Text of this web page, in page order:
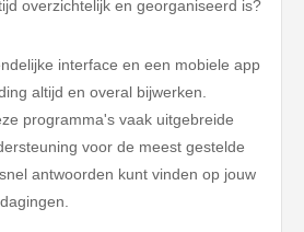
overzichtelijk en georganiseerd is?
interface en een mobiele app
altijd en overal bijwerken.
programma's vaak uitgebreide
voor de meest gestelde
antwoorden kunt vinden op jouw